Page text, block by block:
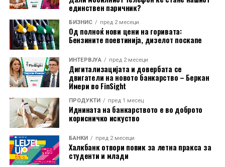
Во изминатите години, Иуте Македонија бележи
континуиран раст на кредитното портфолио и
деловните активности, што природно ја наметнува
потребата од понатамошна диверзификација на
изворите на финансирање. Досега, компанијата
најголемиот дел од средствата ги обезбедуваше
единствен паричник?
БИЗНИС пред 2 месеци
Од полноќ нови цени на горивата:
Бензините поевтинија, дизелот поскапе
ИНТЕРВЈУА пред 2 месеци
Дигитализацијата и довербата се
двигатели на новото банкарство – Беркан
Имери во FinSight
ПРОДУКТИ пред 1 месец
Иднината на банкарството е во доброто
корисничко искуство
БАНКИ пред 2 месеци
Халкбанк отвори повик за летна пракса за
студенти и млади